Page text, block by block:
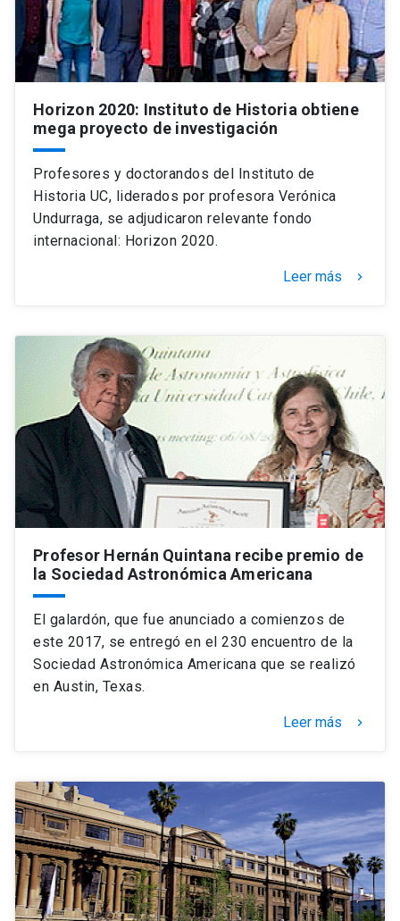
Horizon 2020: Instituto de Historia obtiene
mega proyecto de investigación
Profesores y doctorandos del Instituto de
Historia UC, liderados por profesora Verónica
Undurraga, se adjudicaron relevante fondo
internacional: Horizon 2020.
Leer más keyboard_arrow_right
Profesor Hernán Quintana recibe premio de
la Sociedad Astronómica Americana
El galardón, que fue anunciado a comienzos de
este 2017, se entregó en el 230 encuentro de la
Sociedad Astronómica Americana que se realizó
en Austin, Texas.
Leer más keyboard_arrow_right